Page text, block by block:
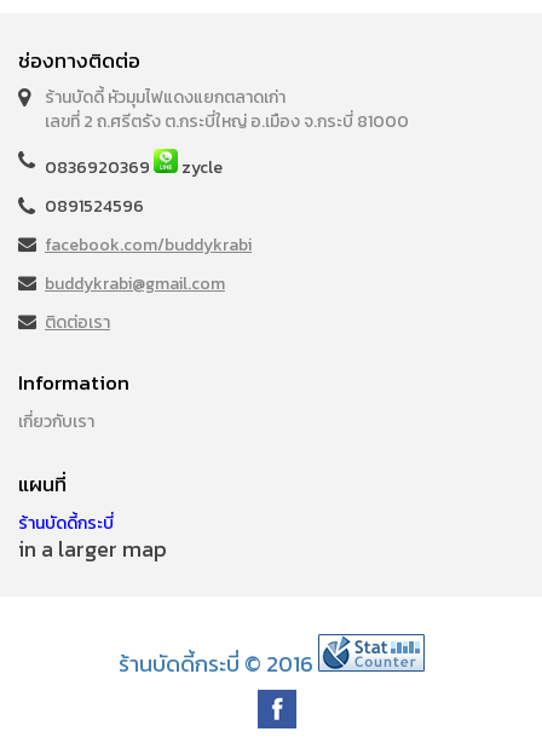
ช่องทางติดต่อ
ร้านบัดดี้ หัวมุมไฟแดงแยกตลาดเก่า
เลขที่ 2 ถ.ศรีตรัง ต.กระบี่ใหญ่ อ.เมือง จ.กระบี่ 81000
0836920369
zycle
0891524596
facebook.com/buddykrabi
buddykrabi@gmail.com
ติดต่อเรา
Information
เกี่ยวกับเรา
แผนที่
ร้านบัดดี้กระบี่
in a larger map
ร้านบัดดี้กระบี่ © 2016